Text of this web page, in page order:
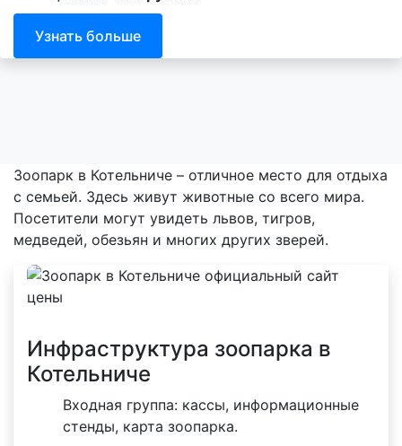
Узнать больше
Зоопарк в Котельниче – отличное место для отдыха
с семьей. Здесь живут животные со всего мира.
Посетители могут увидеть львов, тигров,
медведей, обезьян и многих других зверей.
Инфраструктура зоопарка в
Котельниче
Входная группа: кассы, информационные
стенды, карта зоопарка.